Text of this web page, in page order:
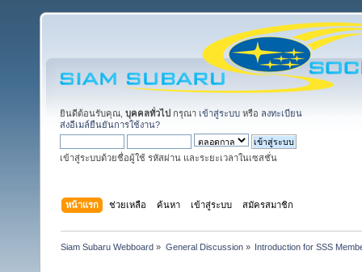
ยินดีต้อนรับคุณ, บุคคลทั่วไป กรุณา เข้าสู่ระบบ หรือ ลงทะเบียน
ส่งอีเมล์ยืนยันการใช้งาน?
เข้าสู่ระบบด้วยชื่อผู้ใช้ รหัสผ่าน และระยะเวลาในเซสชั่น
หน้าแรก ช่วยเหลือ ค้นหา เข้าสู่ระบบ สมัครสมาชิก
Siam Subaru Webboard » General Discussion» Introduction for SSS